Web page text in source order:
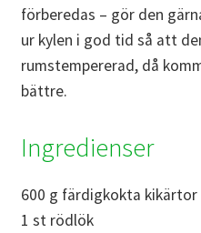
förberedas – gör den
ur kylen i god tid så att
rumstempererad, då
bättre.
Ingredienser
600 g färdigkokta kikärtor
1 st rödlök